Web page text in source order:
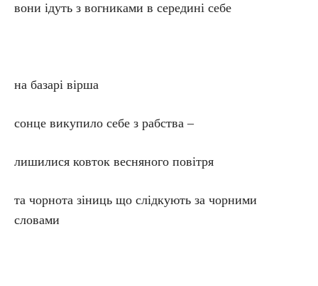
вони ідуть з вогниками в середині себе
на базарі вірша
сонце викупило себе з рабства –
лишилися ковток весняного повітря
та чорнота зіниць що слідкують за чорними
словами